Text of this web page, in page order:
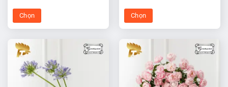
hợp phong thủy cho người
mệnh thủy đem lại may mắn
việc của bạn.
Chọn
Sản
này
có
nhiều
hợp phong thủy cho người
mệnh thủy đem lại may mắn
việc của bạn.
Chọn
Sản
này
có
biến